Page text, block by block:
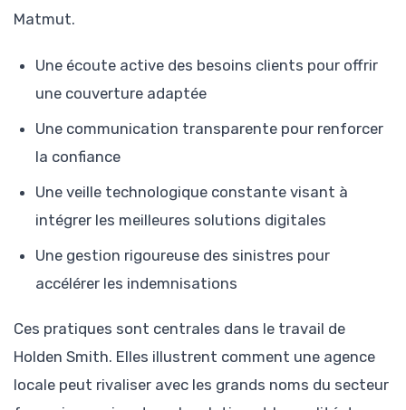
Matmut.
Une écoute active des besoins clients pour offrir
une couverture adaptée
Une communication transparente pour renforcer
la confiance
Une veille technologique constante visant à
intégrer les meilleures solutions digitales
Une gestion rigoureuse des sinistres pour
accélérer les indemnisations
Ces pratiques sont centrales dans le travail de
Holden Smith. Elles illustrent comment une agence
locale peut rivaliser avec les grands noms du secteur